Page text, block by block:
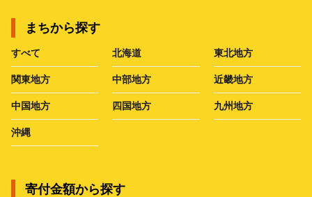
まちから探す
すべて 北海道 東北地方
関東地方 中部地方 近畿地方
中国地方 四国地方 九州地方
沖縄
寄付金額から探す